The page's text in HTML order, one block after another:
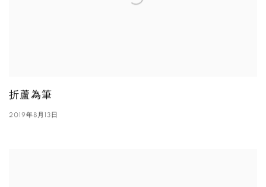
折蘆為筆
2019年8月13日